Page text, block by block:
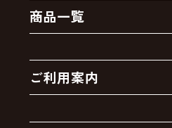
商品一覧
クーポン
卸販売・大量注文
ご利用案内